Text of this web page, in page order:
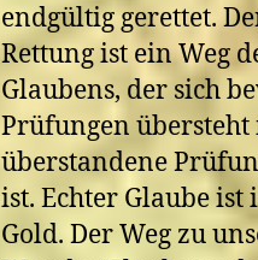
endgültig gerettet.
Rettung ist ein Weg
Glaubens, der sich
Prüfungen
überstandene
ist. Echter Glaube ist
Gold. Der Weg zu